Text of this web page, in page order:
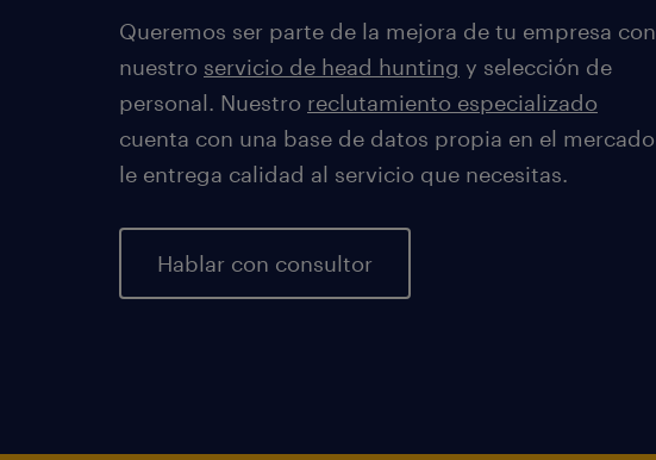
Queremos ser parte de la mejora de tu empresa con
nuestro servicio de head hunting y selección de
personal. Nuestro reclutamiento especializado
cuenta con una base de datos propia en el mercado
le entrega calidad al servicio que necesitas.
Hablar con consultor